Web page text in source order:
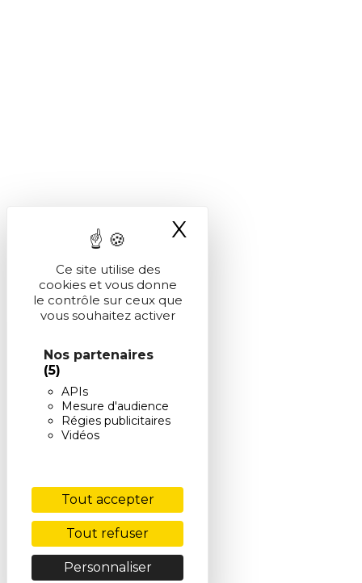
Ce site utilise des
cookies et vous donne
le contrôle sur ceux que
vous souhaitez activer
Nos partenaires
(5)
APIs
Mesure d'audience
Régies publicitaires
Vidéos
Tout accepter
Tout refuser
Personnaliser
X